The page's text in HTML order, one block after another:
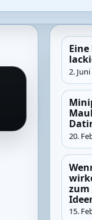
2.
20.
zum
15.